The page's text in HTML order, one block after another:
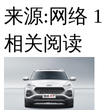
来源:网络
相关阅读